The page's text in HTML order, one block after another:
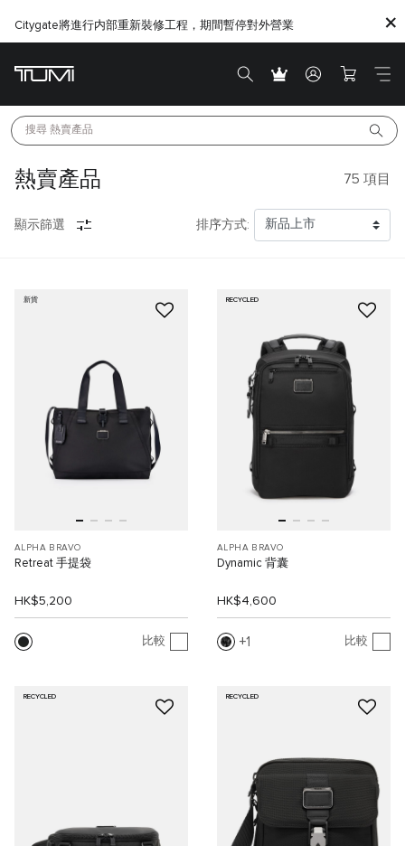
Citygate將進行内部重新裝修工程，期間暫停對外營業
搜尋 熱賣產品
熱賣產品 75 項目
顯示篩選 排序方式:
新貨
ALPHA BRAVO
Retreat 手提袋
HK$5,200
比較
RECYCLED
ALPHA BRAVO
Dynamic 背囊
HK$4,600
1 比較
RECYCLED RECYCLED